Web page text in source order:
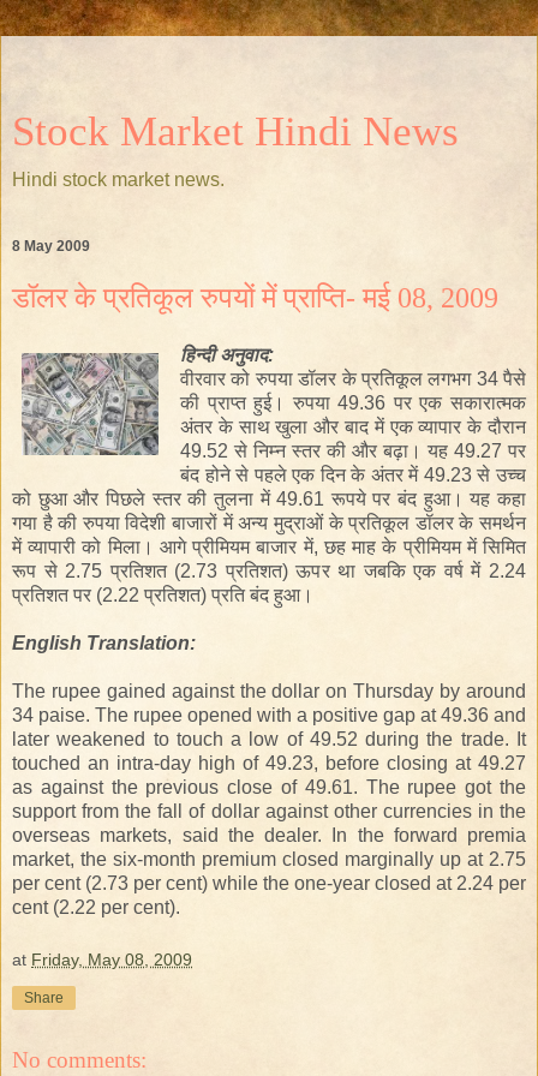
Stock Market Hindi News
Hindi stock market news.
8 May 2009
डॉलर के प्रतिकूल रुपयों में प्राप्ति- मई 08, 2009
हिन्दीअनुवाद:
वीरवार को रुपया डॉलर के प्रतिकूल लगभग 34 पैसे
की प्राप्त हुई। रुपया49.36 पर एक सकारात्मक
अंतर के साथ खुला और बाद में एक व्यापार के दौरान
49.52 से निम्न स्तर की और बढ़ा। यह 49.27 पर
बंद होने से पहले एक दिनके अंतर में 49.23 से उच्च
को छुआ और पिछले स्तर की तुलना में 49.61 रूपये पर बंद हुआ। यह कहा
गया है की रुपया विदेशी बाजारों में अन्य मुद्राओं के प्रतिकूल डॉलर के समर्थन
मेंव्यापारी को मिला। आगे प्रीमियम बाजार में, छह माह के प्रीमियम में सिमित
रूप से 2.75 प्रतिशत (2.73 प्रतिशत) ऊपर था जबकि एक वर्ष में 2.24
प्रतिशत पर (2.22 प्रतिशत) प्रति बंद हुआ।
English Translation:
The rupee gained against the dollar on Thursday by around
34 paise. The rupee opened with a positive gap at 49.36 and
later weakened to touch a low of 49.52 during the trade. It
touched an intra-day high of 49.23, before closing at 49.27
as against the previous close of 49.61. The rupee got the
support from the fall of dollar against other currencies in the
overseas markets, said the dealer. In the forward premia
market, the six-month premium closed marginally up at 2.75
per cent (2.73 per cent) while the one-year closed at 2.24 per
cent (2.22 per cent).
at Friday, May 08, 2009
Share
No comments: